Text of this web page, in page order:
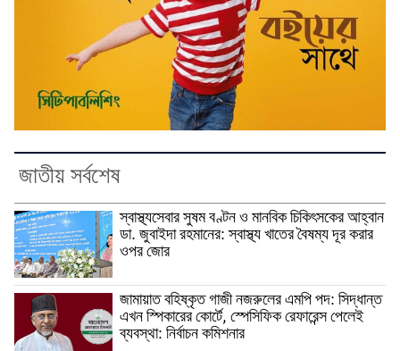
জাতীয় সর্বশেষ
স্বাস্থ্যসেবার সুষম বণ্টন ও মানবিক চিকিৎসকের আহ্বান
ডা. জুবাইদা রহমানের: স্বাস্থ্য খাতের বৈষম্য দূর করার
ওপর জোর
জামায়াত বহিষ্কৃত গাজী নজরুলের এমপি পদ: সিদ্ধান্ত
এখন স্পিকারের কোর্টে, স্পেসিফিক রেফারেন্স পেলেই
ব্যবস্থা: নির্বাচন কমিশনার